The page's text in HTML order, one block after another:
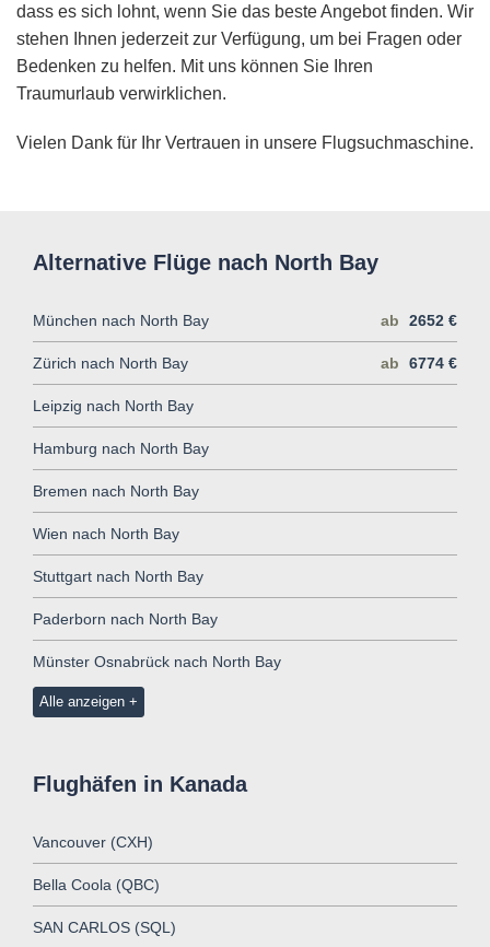
dass es sich lohnt, wenn Sie das beste Angebot finden. Wir
stehen Ihnen jederzeit zur Verfügung, um bei Fragen oder
Bedenken zu helfen. Mit uns können Sie Ihren
Traumurlaub verwirklichen.
Vielen Dank für Ihr Vertrauen in unsere Flugsuchmaschine.
Alternative Flüge nach North Bay
München nach North Bay ab 2652 €
Zürich nach North Bay ab 6774 €
Leipzig nach North Bay
Hamburg nach North Bay
Bremen nach North Bay
Wien nach North Bay
Stuttgart nach North Bay
Paderborn nach North Bay
Münster Osnabrück nach North Bay
Alle anzeigen
Flughäfen in Kanada
Vancouver (CXH)
Bella Coola (QBC)
SAN CARLOS (SQL)